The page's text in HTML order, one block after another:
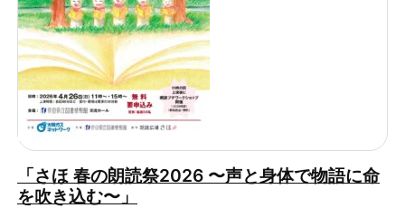
「さほ 春の朗読祭2026 〜声と身体で物語に命
を吹き込む〜」